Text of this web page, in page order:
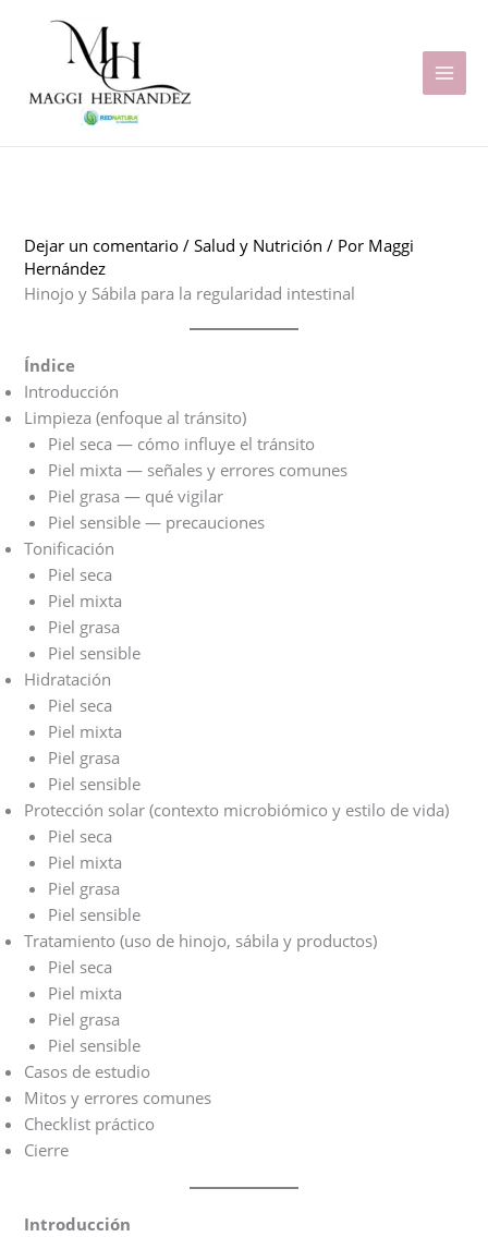
contenido
MAIN
Dejar un comentario /Salud y Nutrición / Por Maggi
Hernández
Hinojo y Sábila para la regularidad intestinal
Índice
Introducción
Limpieza (enfoque al tránsito)
Piel seca — cómo influye el tránsito
Piel mixta — señales y errores comunes
Piel grasa — qué vigilar
Piel sensible — precauciones
Tonificación
Piel seca
Piel mixta
Piel grasa
Piel sensible
Hidratación
Piel seca
Piel mixta
Piel grasa
Piel sensible
Protección solar (contexto microbiómico y estilo de vida)
Piel seca
Piel mixta
Piel grasa
Piel sensible
Tratamiento (uso de hinojo, sábila y productos)
Piel seca
Piel mixta
Piel grasa
Piel sensible
Casos de estudio
Mitos y errores comunes
Checklist práctico
Cierre
Introducción